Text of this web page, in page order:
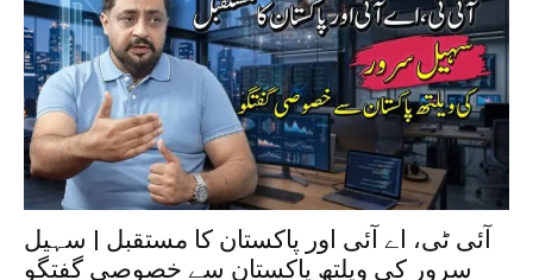
آئی ٹی، اے آئی اور پاکستان کا مستقبل | سہیل
سرور کی ویلتھ پاکستان سے خصوصی گفتگو